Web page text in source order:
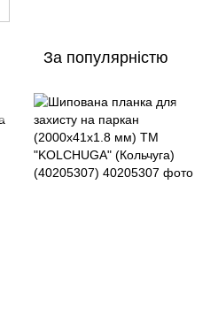
За популярністю